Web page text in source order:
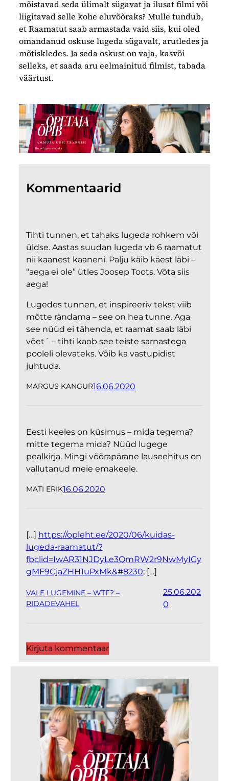
mõistavad seda ülimalt sügavat ja ilusat filmi või
liigitavad selle kohe eluvõõraks? Mulle tundub,
et Raamatut saab armastada vaid siis, kui oled
omandanud oskuse lugeda sügavalt, arutledes ja
mõtiskledes. Ja seda oskust on vaja, kasvõi
selleks, et saada aru eelmainitud filmist, tabada
väärtust.
Kommentaarid
Tihti tunnen, et tahaks lugeda rohkem või
üldse. Aastas suudan lugeda vb 6 raamatut
nii kaanest kaaneni. Palju käib käest läbi –
“aega ei ole” ütles Joosep Toots. Võta siis
aega!
Lugedes tunnen, et inspireeriv tekst viib
mõtte rändama – see on hea tunne. Aga
see nüüd ei tähenda, et raamat saab läbi
võet´ – tihti kaob see teiste sarnastega
pooleli olevateks. Võib ka vastupidist
juhtuda.
MARGUS KANGUR16.06.2020
Eesti keeles on küsimus – mida tegema?
mitte tegema mida? Nüüd lugege
pealkirja. Mingi võõrapärane lauseehitus on
vallutanud meie emakeele.
MATI ERIK16.06.2020
[…] https://opleht.ee/2020/06/kuidas-
lugeda-raamatut/?
fbclid=IwAR31NJDyLe3QmRW2r9NwMyIGy
gMF9CjaZHH1uPxMk&#8230; […]
VALE LUGEMINE – WTF? –
RIDADEVAHEL
25.06.202
0
Kirjuta kommentaar